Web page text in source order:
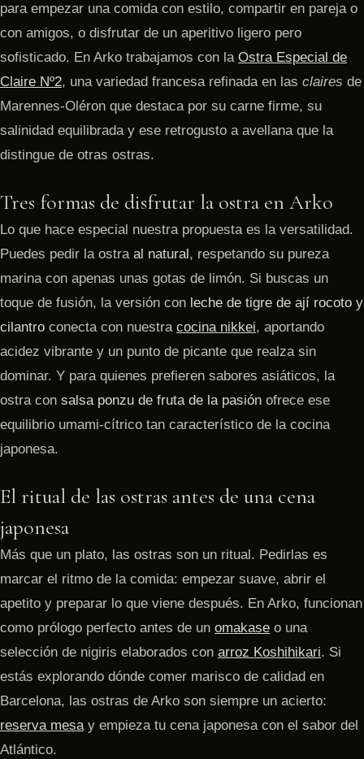
para empezar una comida con estilo, compartir en pareja o
con amigos, o disfrutar de un aperitivo ligero pero
sofisticado. En Arko trabajamos con la Ostra Especial de
Claire Nº2, una variedad francesa refinada en las claires de
Marennes-Oléron que destaca por su carne firme, su
salinidad equilibrada y ese retrogusto a avellana que la
distingue de otras ostras.
Tres formas de disfrutar la ostra en Arko
Lo que hace especial nuestra propuesta es la versatilidad.
Puedes pedir la ostra al natural , respetando su pureza
marina con apenas unas gotas de limón. Si buscas un
toque de fusión, la versión con leche de tigre de ají rocoto y
cilantro conecta con nuestra cocina nikkei, aportando
acidez vibrante y un punto de picante que realza sin
dominar. Y para quienes prefieren sabores asiáticos, la
ostra con salsa ponzu de fruta de la pasión ofrece ese
equilibrio umami-cítrico tan característico de la cocina
japonesa.
El ritual de las ostras antes de una cena
japonesa
Más que un plato, las ostras son un ritual. Pedirlas es
marcar el ritmo de la comida: empezar suave, abrir el
apetito y preparar lo que viene después. En Arko, funcionan
como prólogo perfecto antes de un omakase o una
selección de nigiris elaborados con arroz Koshihikari. Si
estás explorando dónde comer marisco de calidad en
Barcelona, las ostras de Arko son siempre un acierto:
reserva mesay empieza tu cena japonesa con el sabor del
Atlántico.